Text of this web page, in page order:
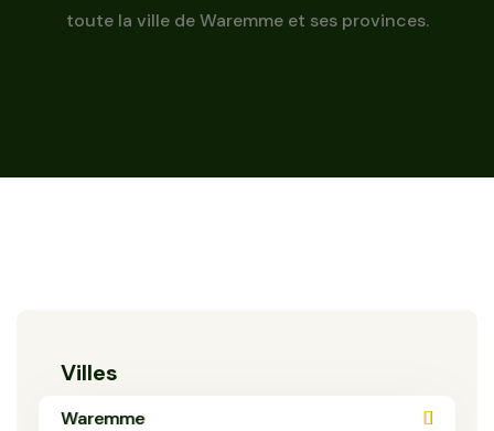
toute la ville de Waremme et ses provinces.
Villes
Waremme